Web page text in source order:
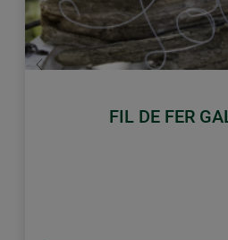
FIL DE FER
retour